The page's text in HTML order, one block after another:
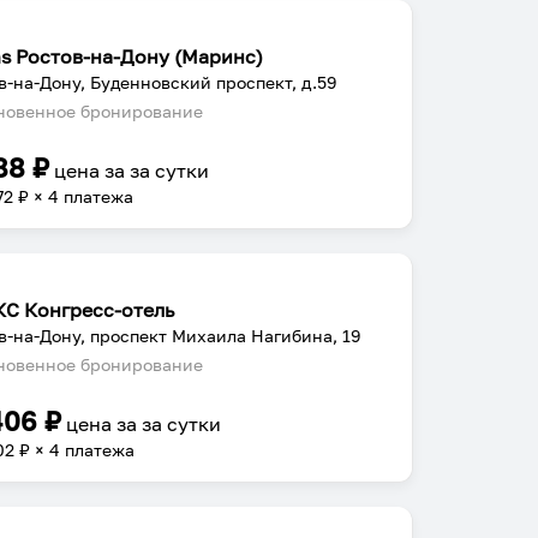
Ростов-на-Дону (Маринс)
на-Дону, Буденновский проспект, д.59
бронирование
₽ цена заза сутки
₽ × 4 платежа
Конгресс-отель
на-Дону, проспект Михаила Нагибина, 19
бронирование
₽ цена заза сутки
₽ × 4 платежа